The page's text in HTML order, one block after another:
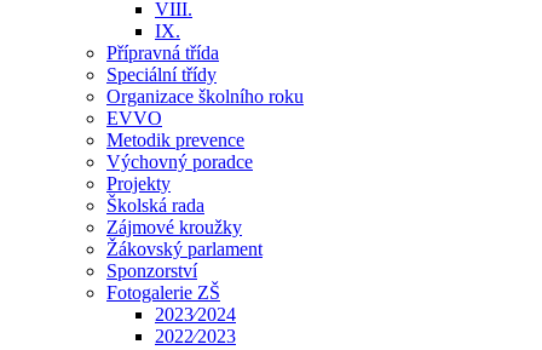
VIII.
IX.
Přípravná třída
Speciální třídy
Organizace školního roku
EVVO
Metodik prevence
Výchovný poradce
Projekty
Školská rada
Zájmové kroužky
Žákovský parlament
Sponzorství
Fotogalerie ZŠ
2023⁄2024
2022⁄2023